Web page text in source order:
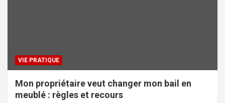
VIE PRATIQUE
Mon propriétaire veut changer mon bail en
meublé : règles et recours